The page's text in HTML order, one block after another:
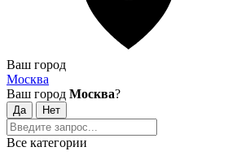
Ваш город
Москва
Ваш город Москва?
Все категории